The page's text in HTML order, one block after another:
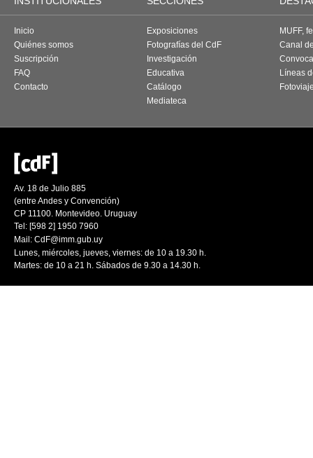
Inicio
Quiénes somos
Suscripción
FAQ
Contacto
Exposiciones
Fotografías del CdF
Investigación
Educativa
Catálogo
Mediateca
MUFF,
Canal
Líneas
Av. 18 de Julio 885
(entre Andes y Convención)
CP 11100. Montevideo. Uruguay
Tel: [598 2] 1950 7960
Mail: CdF@imm.gub.uy
Lunes, miércoles, jueves, viernes: de 10 a 19.30 h.
Martes: de 10 a 21 h. Sábados de 9.30 a 14.30 h.